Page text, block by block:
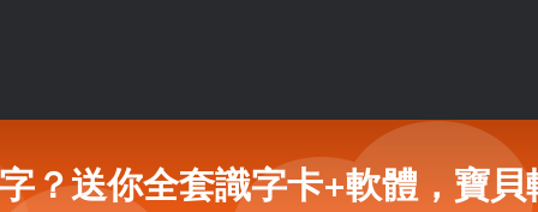
？送你全套識字卡+軟體，寶